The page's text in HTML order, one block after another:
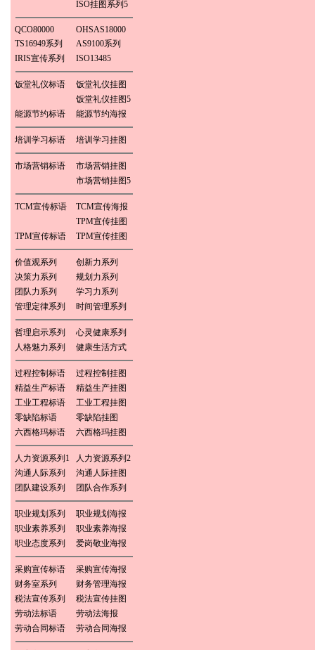
ISO挂图系列5
QCO80000
OHSAS18000
TS16949系列
AS9100系列
IRIS宣传系列
ISO13485
饭堂礼仪标语
饭堂礼仪挂图
饭堂礼仪挂图5
能源节约标语
能源节约海报
培训学习标语 培训学习挂图
市场营销标语
市场营销挂图
市场营销挂图5
TCM宣传标语
TCM宣传海报
TPM宣传挂图
TPM宣传标语
TPM宣传挂图
价值观系列
创新力系列
决策力系列
规划力系列
团队力系列
学习力系列
管理定律系列
时间管理系列
哲理启示系列
心灵健康系列
人格魅力系列
健康生活方式
过程控制标语
过程控制挂图
精益生产标语
精益生产挂图
工业工程标语
工业工程挂图
零缺陷标语
零缺陷挂图
六西格玛标语
六西格玛挂图
人力资源系列1
人力资源系列2
沟通人际系列
沟通人际挂图
团队建设系列
团队合作系列
职业规划系列
职业规划海报
职业素养系列
职业素养海报
职业态度系列
爱岗敬业海报
采购宣传标语
采购宣传海报
财务室系列
财务管理海报
税法宣传系列
税法宣传挂图
劳动法标语
劳动法海报
劳动合同标语
劳动合同海报